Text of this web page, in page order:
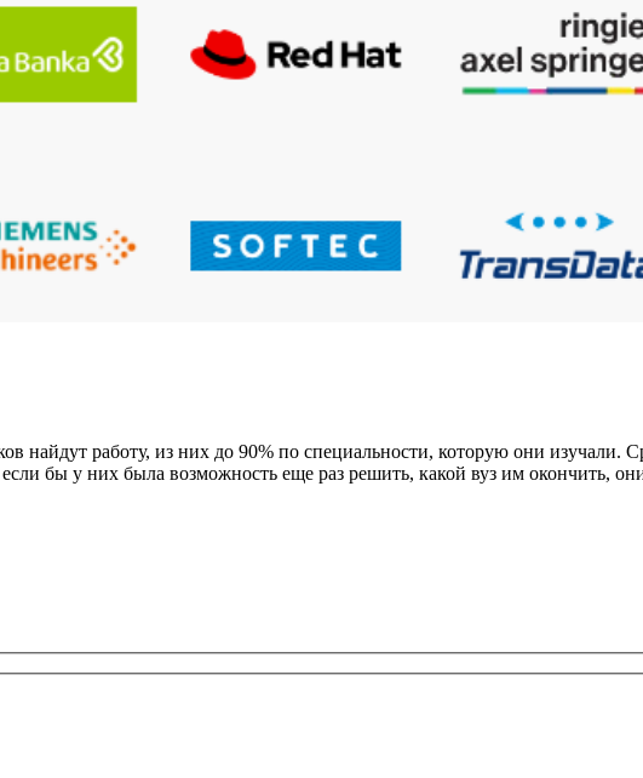
найдут работу, из них до 90% по специальности, которую они изучали.
бы у них была возможность еще раз решить, какой вуз им окончить,